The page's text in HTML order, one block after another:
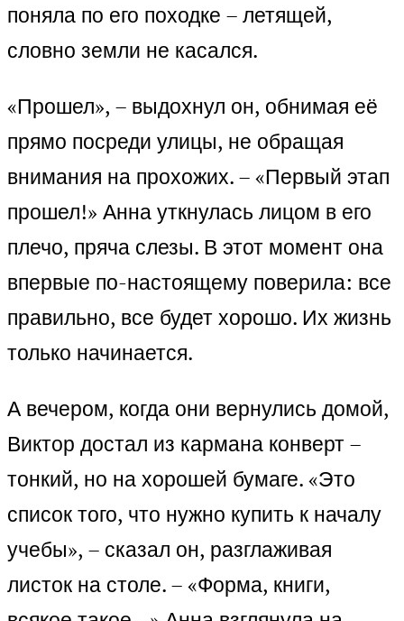
поняла по его походке – летящей,
словно земли не касался.
«Прошел», – выдохнул он, обнимая её
прямо посреди улицы, не обращая
внимания на прохожих. – «Первый этап
прошел!» Анна уткнулась лицом в его
плечо, пряча слезы. В этот момент она
впервые по-настоящему поверила: все
правильно, все будет хорошо. Их жизнь
только начинается.
А вечером, когда они вернулись домой,
Виктор достал из кармана конверт –
тонкий, но на хорошей бумаге. «Это
список того, что нужно купить к началу
учебы», – сказал он, разглаживая
листок на столе. – «Форма, книги,